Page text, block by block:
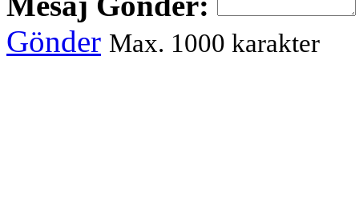
Gönder Max. 1000 karakter